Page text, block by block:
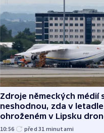
Zdroje německých médií
neshodnou, zda v letadle
ohroženém v Lipsku
munice
10:56 před 31 minutami